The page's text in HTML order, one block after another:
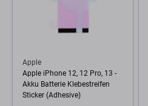
Apple
Apple iPhone 12, 12 Pro, 13 -
Akku Batterie Klebestreifen
Sticker (Adhesive)